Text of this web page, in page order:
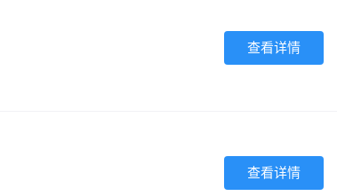
查看详情
查看详情